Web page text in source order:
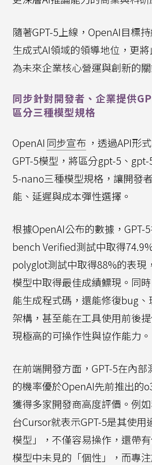
隨著GPT-5上線，OpenAI目標
生成式AI領域的領導地位，更
為未來企業核心營運與創新的關
同步針對開發者、企業提供
區分三種模型規格
OpenAI 同步宣布 ，透過API形
GPT-5模型，將區分gpt-5、
5-nano三種模型規格，讓開發
能、延遲與成本彈性選擇。
根據OpenAI公布的數據，GPT-
bench Verified測試中取得
polyglot測試中取得88%的表現
模型中取得最佳成績鰾現。同
能生成程式碼，還能修復bug
架構，甚至能在工具使用前後
現極高的可操作性與協作能力。
在前端開發方面，GPT-5在內
的機率優於OpenAI先前推出的
獲得多家開發商高度評價。例
台Cursor就表示GPT-5是其使用
模型」，不僅容易操作，還帶
模型中未見的「個性」，而專